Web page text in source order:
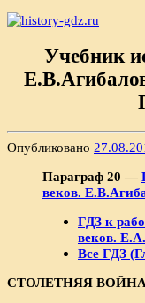
Учебник
Опубликовано
Параграф 20 —
веков.
ГДЗ к
веков.
Все ГДЗ
СТОЛЕТНЯЯ ВОЙНА